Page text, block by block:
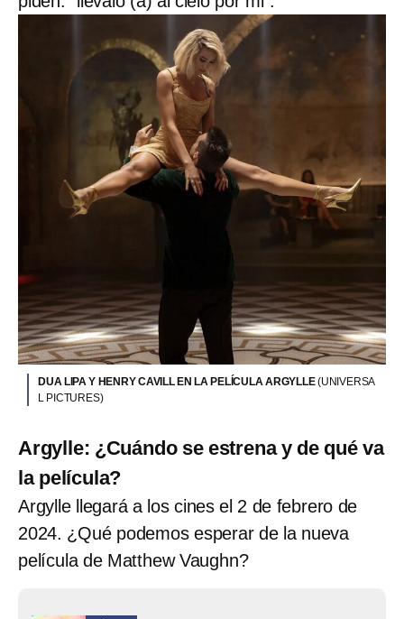
DUA LIPA Y HENRY CAVILL EN LA PELÍCULA ARGYLLE(UNIVERSA
L PICTURES)
Argylle: ¿Cuándo se estrena y de qué va
la película?
Argylle llegará a los cines el 2 de febrero de
2024. ¿Qué podemos esperar de la nueva
película de Matthew Vaughn?